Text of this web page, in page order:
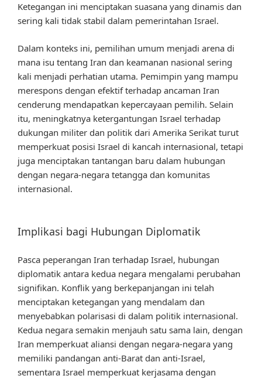
Ketegangan ini menciptakan suasana yang dinamis dan
sering kali tidak stabil dalam pemerintahan Israel.
Dalam konteks ini, pemilihan umum menjadi arena di
mana isu tentang Iran dan keamanan nasional sering
kali menjadi perhatian utama. Pemimpin yang mampu
merespons dengan efektif terhadap ancaman Iran
cenderung mendapatkan kepercayaan pemilih. Selain
itu, meningkatnya ketergantungan Israel terhadap
dukungan militer dan politik dari Amerika Serikat turut
memperkuat posisi Israel di kancah internasional, tetapi
juga menciptakan tantangan baru dalam hubungan
dengan negara-negara tetangga dan komunitas
internasional.
Implikasi bagi Hubungan Diplomatik
Pasca peperangan Iran terhadap Israel, hubungan
diplomatik antara kedua negara mengalami perubahan
signifikan. Konflik yang berkepanjangan ini telah
menciptakan ketegangan yang mendalam dan
menyebabkan polarisasi di dalam politik internasional.
Kedua negara semakin menjauh satu sama lain, dengan
Iran memperkuat aliansi dengan negara-negara yang
memiliki pandangan anti-Barat dan anti-Israel,
sementara Israel memperkuat kerjasama dengan